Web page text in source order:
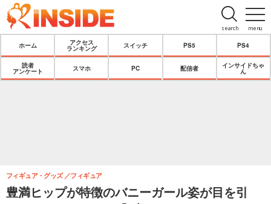
menu
search
ホーム
アクセス
ランキング
スイッチ PS5 PS4
読者
アンケート
スマホ PC 配信者
インサイドちゃ
ん
豊満ヒップが特徴のバニーガール姿が目を引
フィギュア・グッズ フィギュア